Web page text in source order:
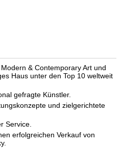
531 - Lot 86
Monument à Christophe Colomb et à Marcel Duchamp
€ 4.250
& Contemporary Art und
Haus unter den Top 10 weltweit
gefragte Künstler.
und zielgerichtete
Service.
erfolgreichen Verkauf von